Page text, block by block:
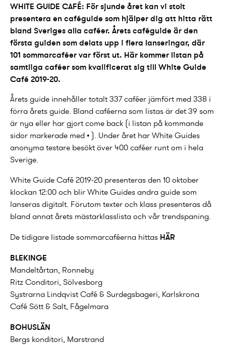
WHITE GUIDE CAFÉ: För sjunde året kan vi stolt
presentera en caféguide som hjälper dig att hitta rätt
bland Sveriges alla caféer. Årets caféguide är den
första guiden som delats upp i flera lanseringar, där
101 sommarcaféer var först ut. Här kommer listan på
samtliga caféer som kvalificerat sig till White Guide
Café 2019-20.
Årets guide innehåller totalt 337 caféer jämfört med 338 i
förra årets guide. Bland caféerna som listas är det 39 som
är nya eller har gjort come back (i listan på kommande
sidor markerade med • ). Under året har White Guides
anonyma testare besökt över 400 caféer runt om i hela
Sverige.
White Guide Café 2019-20 presenteras den 10 oktober
klockan 12:00 och blir White Guides andra guide som
lanseras digitalt. Förutom texter och klass presenteras då
bland annat årets mästarklasslista och vår trendspaning.
De tidigare listade sommarcaféerna hittas HÄR
BLEKINGE
Mandeltårtan, Ronneby
Ritz Conditori, Sölvesborg
Systrarna Lindqvist Café & Surdegsbageri, Karlskrona
Café Sött & Salt, Fågelmara
BOHUSLÄN
Bergs konditori, Marstrand